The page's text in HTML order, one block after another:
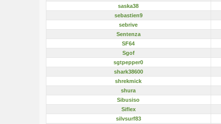
saska38
sebastien9
sebrive
Sentenza
SF64
Sgof
sgtpepper0
shark38600
shrekmick
shura
Sibusiso
Siflex
silvsurf83